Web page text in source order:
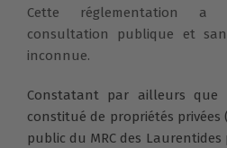
Cette réglementation a
consultation publique et
inconnue.
Constatant par ailleurs
constitué de propriétés privées
public du MRC des